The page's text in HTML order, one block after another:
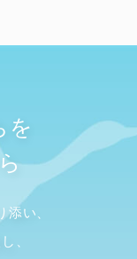
を
添い、
、